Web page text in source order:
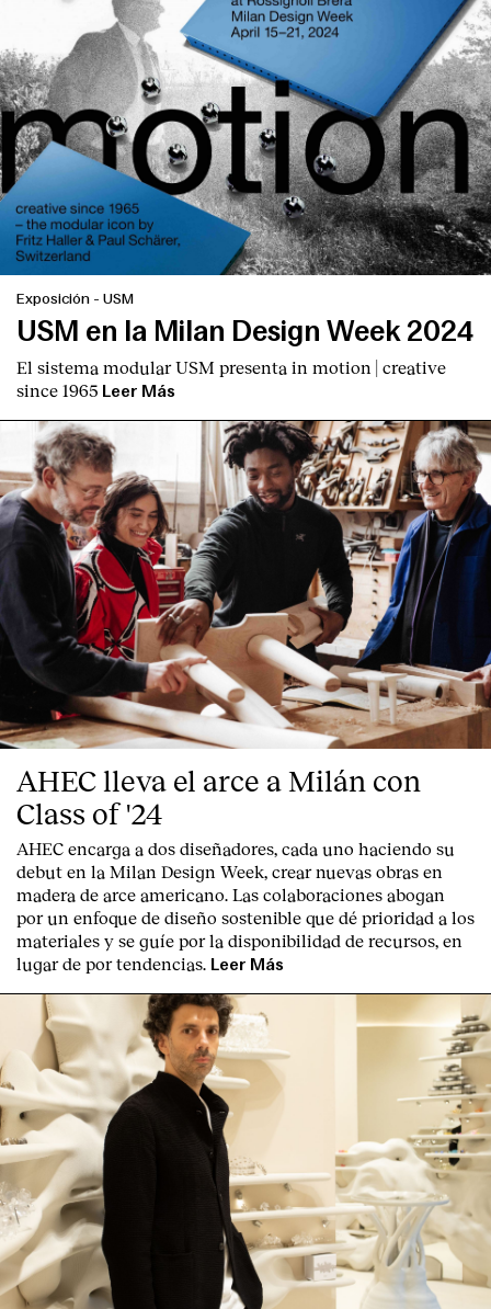
Contacto
Exposición - USM
USM en la Milan Design Week 2024
El sistema modular USM presenta in motion | creative
since 1965 Leer Más
AHEC lleva el arce a Milán con
Class of '24
AHEC encarga a dos diseñadores, cada uno haciendo su
debut en la Milan Design Week, crear nuevas obras en
madera de arce americano. Las colaboraciones abogan
por un enfoque de diseño sostenible que dé prioridad a los
materiales y se guíe por la disponibilidad de recursos, en
lugar de por tendencias. Leer Más